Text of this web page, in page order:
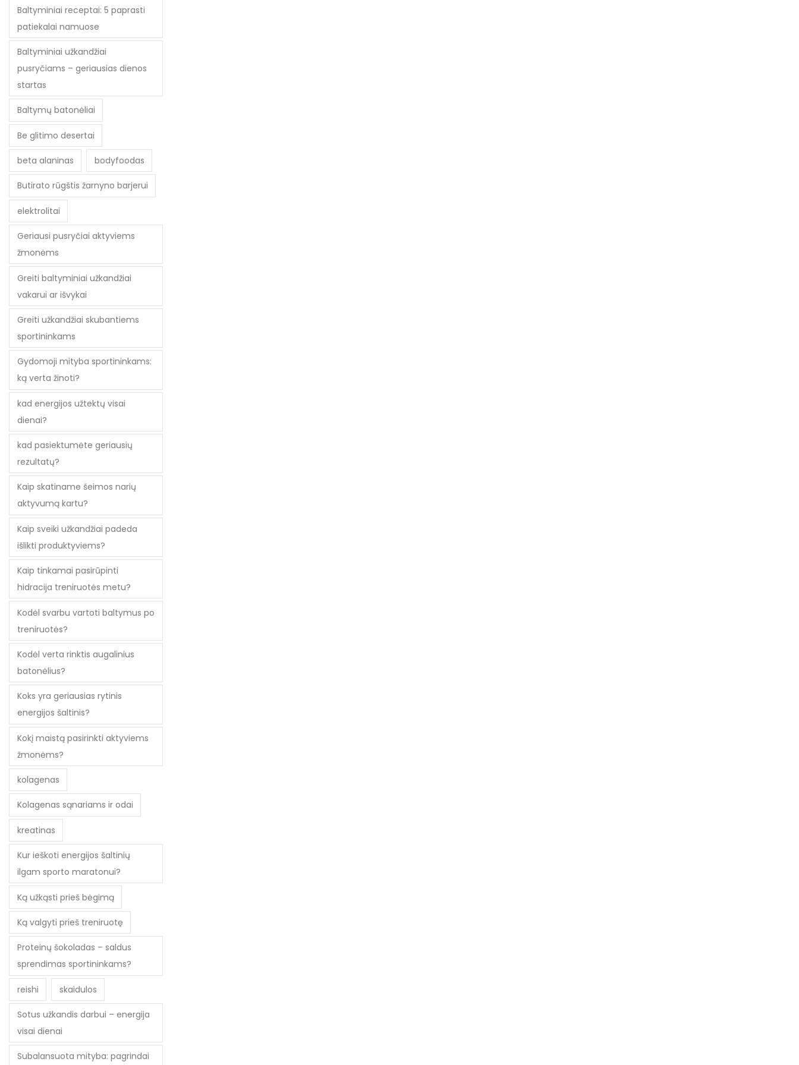
Baltyminiai receptai: 5 paprasti
patiekalai namuose
Baltyminiai užkandžiai
pusryčiams – geriausias dienos
startas
Baltymų batonėliai
Be glitimo desertai
beta alaninas bodyfoodas
Butirato rūgštis žarnyno barjerui
elektrolitai
Geriausi pusryčiai aktyviems
žmonėms
Greiti baltyminiai užkandžiai
vakarui ar išvykai
Greiti užkandžiai skubantiems
sportininkams
Gydomoji mityba sportininkams:
ką verta žinoti?
kad energijos užtektų visai
dienai?
kad pasiektumėte geriausių
rezultatų?
Kaip skatiname šeimos narių
aktyvumą kartu?
Kaip sveiki užkandžiai padeda
išlikti produktyviems?
Kaip tinkamai pasirūpinti
hidracija treniruotės metu?
Kodėl svarbu vartoti baltymus po
treniruotės?
Kodėl verta rinktis augalinius
batonėlius?
Koks yra geriausias rytinis
energijos šaltinis?
Kokį maistą pasirinkti aktyviems
žmonėms?
kolagenas
Kolagenas sąnariams ir odai
kreatinas
Kur ieškoti energijos šaltinių
ilgam sporto maratonui?
Ką užkąsti prieš bėgimą
Ką valgyti prieš treniruotę
Proteinų šokoladas – saldus
sprendimas sportininkams?
reishi skaidulos
Sotus užkandis darbui – energija
visai dienai
Subalansuota mityba: pagrindai